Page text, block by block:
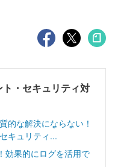
・セキュリティ対
的な解決にならない！
キュリティ...
効果的にログを活用で